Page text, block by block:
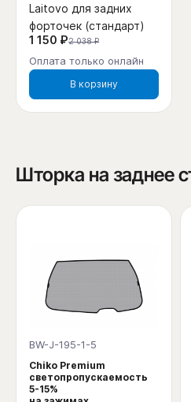
Laitovo для задних
форточек (стандарт)
1 150 ₽2 038 ₽
Оплата только онлайн
В корзину
Шторка на заднее
BW-J-195-1-5
Chiko Premium
светопропускаемость
5-15%